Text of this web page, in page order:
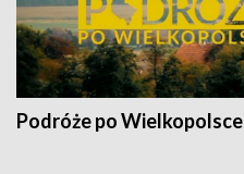
Podróże po Wielkopolsce